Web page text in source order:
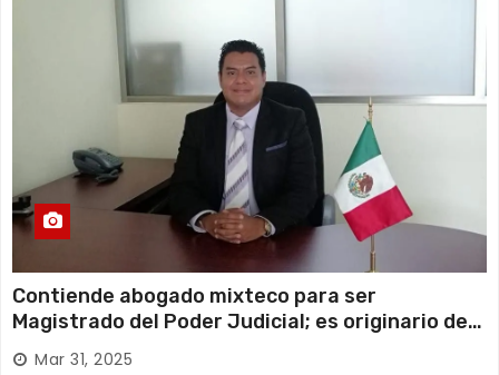
Contiende abogado mixteco para ser
Magistrado del Poder Judicial; es originario de
Huajuapan de León
Mar 31, 2025